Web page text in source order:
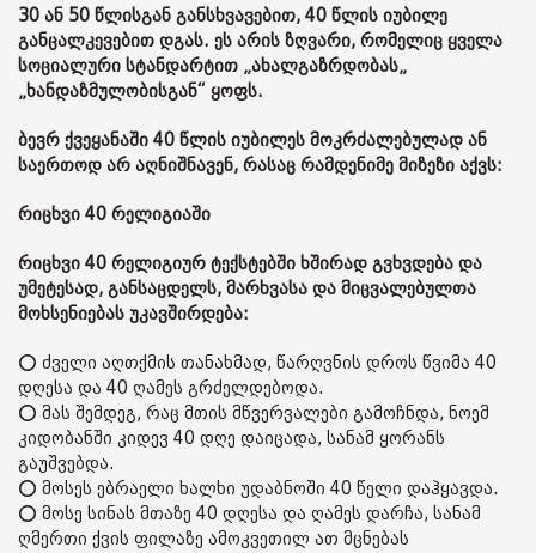
30 ან 50 წლისგან განსხვავებით, 40 წლის იუბილე
განცალკევებით დგას. ეს არის ზღვარი, რომელიც ყველა
სოციალური სტანდარტით „ახალგაზრდობას„
„ხანდაზმულობისგან“ ყოფს.
ბევრ ქვეყანაში 40 წლის იუბილეს მოკრძალებულად ან
საერთოდ არ აღნიშნავენ, რასაც რამდენიმე მიზეზი აქვს:
რიცხვი 40 რელიგიაში
რიცხვი 40 რელიგიურ ტექსტებში ხშირად გვხვდება და
უმეტესად, განსაცდელს, მარხვასა და მიცვალებულთა
მოხსენიებას უკავშირდება:
⭕ ძველი აღთქმის თანახმად, წარღვნის დროს წვიმა 40
დღესა და 40 ღამეს გრძელდებოდა.
⭕ მას შემდეგ, რაც მთის მწვერვალები გამოჩნდა, ნოემ
კიდობანში კიდევ 40 დღე დაიცადა, სანამ ყორანს
გაუშვებდა.
⭕ მოსეს ებრაელი ხალხი უდაბნოში 40 წელი დაჰყავდა.
⭕ მოსე სინას მთაზე 40 დღესა და ღამეს დარჩა, სანამ
ღმერთი ქვის ფილაზე ამოკვეთილ ათ მცნებას